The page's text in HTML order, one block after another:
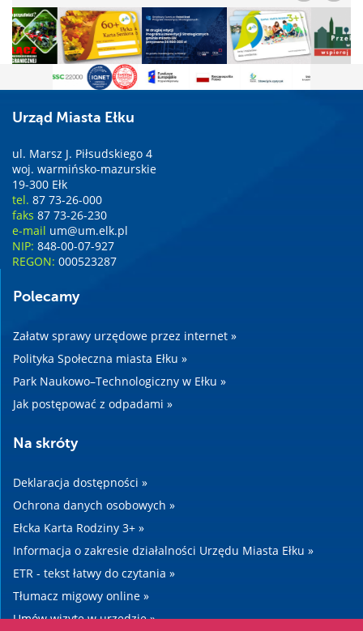
Urząd Miasta Ełku
ul. Marsz J. Piłsudskiego 4
woj. warmińsko-mazurskie
19-300 Ełk
tel. 87 73-26-000
faks 87 73-26-230
e-mail um@um.elk.pl
NIP: 848-00-07-927
REGON: 000523287
Polecamy
Załatw sprawy urzędowe przez internet »
Polityka Społeczna miasta Ełku »
Park Naukowo–Technologiczny w Ełku »
Jak postępować z odpadami »
Na skróty
Deklaracja dostępności »
Ochrona danych osobowych »
Ełcka Karta Rodziny 3+ »
Informacja o zakresie działalności Urzędu Miasta Ełku »
ETR - tekst łatwy do czytania »
Tłumacz migowy online »
Umów wizytę w urzędzie »